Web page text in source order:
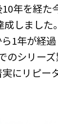
年を経た
成しました
1年が経
のシリー
にリピー